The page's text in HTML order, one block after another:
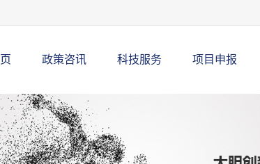
政策咨讯 科技服务 项目申报